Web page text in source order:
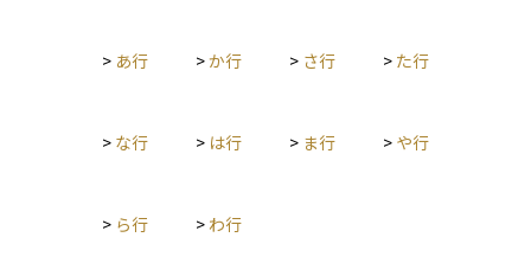
> あ行 >か行 > さ行 > た行
> な行 > は行 > ま行 > や行
> ら行 > わ行